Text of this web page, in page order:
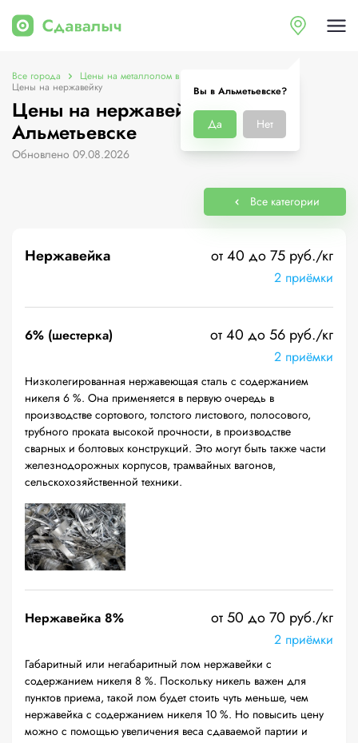
Вы в Альметьевске?
Да Нет
Все города Цены на металлолом в Альметьевске
Цены на нержавейку
Цены на нержавейку в
Альметьевске
Обновлено 09.08.2026
Все категории
Нержавейка от 40 до 75 руб./кг
2 приёмки
6% (шестерка) от 40 до 56 руб./кг
2 приёмки
Низколегированная нержавеющая сталь с содержанием
никеля 6 %. Она применяется в первую очередь в
производстве сортового, толстого листового, полосового,
трубного проката высокой прочности, в производстве
сварных и болтовых конструкций. Это могут быть также части
железнодорожных корпусов, трамвайных вагонов,
сельскохозяйственной техники.
Нержавейка 8% от 50 до 70 руб./кг
2 приёмки
Габаритный или негабаритный лом нержавейки с
содержанием никеля 8 %. Поскольку никель важен для
пунктов приема, такой лом будет стоить чуть меньше, чем
нержавейка с содержанием никеля 10 %. Но повысить цену
можно с помощью увеличения веса сдаваемой партии и